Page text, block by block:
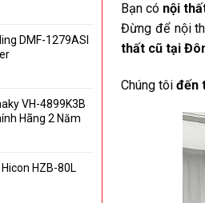
DMF-1279ASI
VH-4899K3B
Hãng 2 Năm
HZB-80L
Bạn có nội
Đừng để nội
thất cũ tại
Chúng tôi đến